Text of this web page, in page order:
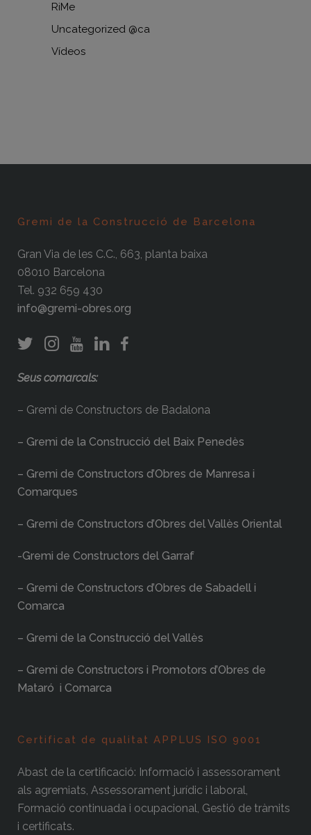
RiMe
Uncategorized @ca
Vídeos
Gremi de la Construcció de Barcelona
Gran Via de les C.C., 663, planta baixa
08010 Barcelona
Tel. 932 659 430
info@gremi-obres.org
Seus comarcals:
– Gremi de Constructors de Badalona
– Gremi de la Construcció del Baix Penedès
– Gremi de Constructors d’Obres de Manresa i
Comarques
– Gremi de Constructors d’Obres del Vallès Oriental
-Gremi de Constructors del Garraf
– Gremi de Constructors d’Obres de Sabadell i
Comarca
– Gremi de la Construcció del Vallès
– Gremi de Constructors i Promotors d’Obres de
Mataró i Comarca
Certificat de qualitat APPLUS ISO 9001
Abast de la certificació: Informació i assessorament
als agremiats, Assessorament jurídic i laboral,
Formació continuada i ocupacional, Gestió de tràmits
i certificats.